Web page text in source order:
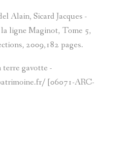
Alain, Sicard Jacques -
ligne Maginot, Tome 5,
2009,182 pages.
terre gavotte -
[06071-ARC-